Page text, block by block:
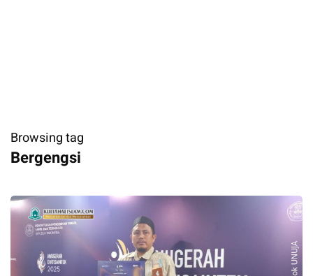
Browsing tag
Bergengsi